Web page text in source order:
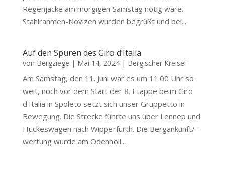
Regenjacke am morgigen Samstag nötig wäre.
Stahlrahmen-Novizen wurden begrüßt und bei...
Auf den Spuren des Giro d’Italia
von Bergziege | Mai 14, 2024| Bergischer Kreisel
Am Samstag, den 11. Juni war es um 11.00 Uhr so
weit, noch vor dem Start der 8. Etappe beim Giro
d'Italia in Spoleto setzt sich unser Gruppetto in
Bewegung. Die Strecke führte uns über Lennep und
Hückeswagen nach Wipperfürth. Die Bergankunft/-
wertung wurde am Odenholl...